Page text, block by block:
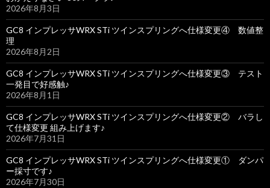
2026年8月3日
GC8 インプレッサWRX STi ツインスプリングへ仕様変更④ 数値整
理
2026年8月2日
GC8 インプレッサWRX STi ツインスプリングへ仕様変更③ テスト
一発目で好感触♪
2026年8月1日
GC8 インプレッサWRX STi ツインスプリングへ仕様変更② バラし
て仕様変更 組み上げます♪
2026年7月31日
GC8 インプレッサWRX STi ツインスプリングへ仕様変更① ダンパ
ー採寸です♪
2026年7月30日